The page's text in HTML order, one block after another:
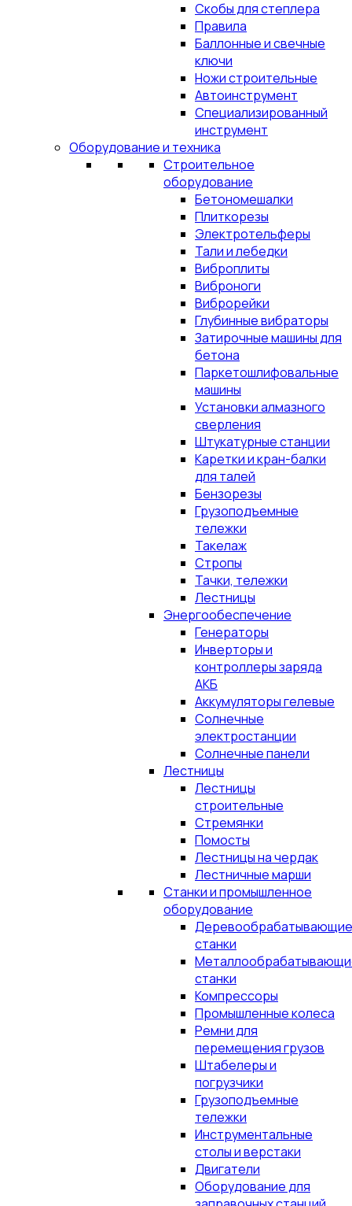
Скобы для степлера
Правила
Баллонные и свечные
ключи
Ножи строительные
Автоинструмент
Специализированный
инструмент
Оборудование и техника
Строительное
оборудование
Бетономешалки
Плиткорезы
Электротельферы
Тали и лебедки
Виброплиты
Виброноги
Виброрейки
Глубинные вибраторы
Затирочные машины для
бетона
Паркетошлифовальные
машины
Установки алмазного
сверления
Штукатурные станции
Каретки и кран-балки
для талей
Бензорезы
Грузоподъемные
тележки
Такелаж
Стропы
Тачки, тележки
Лестницы
Энергообеспечение
Генераторы
Инверторы и
контроллеры заряда
АКБ
Аккумуляторы гелевые
Солнечные
электростанции
Солнечные панели
Лестницы
Лестницы
строительные
Стремянки
Помосты
Лестницы на чердак
Лестничные марши
Станки и промышленное
оборудование
Деревообрабатывающие
станки
станки
Компрессоры
Промышленные колеса
Ремни для
перемещения грузов
Штабелеры и
погрузчики
Грузоподъемные
тележки
Инструментальные
столы и верстаки
Двигатели
Оборудование для